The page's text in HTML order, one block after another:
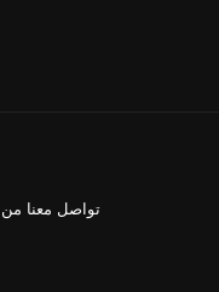
تواصل معنا من الساعة 8